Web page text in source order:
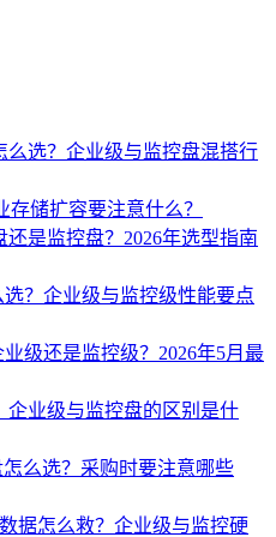
么选？企业级与监控盘混搭行
储扩容要注意什么？
是监控盘？2026年选型指南
？企业级与监控级性能要点
级还是监控级？2026年5月最
企业级与监控盘的区别是什
么选？采购时要注意哪些
据怎么救？企业级与监控硬